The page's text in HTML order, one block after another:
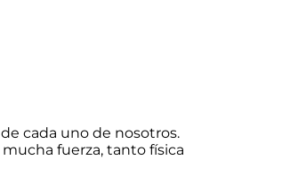
cada uno de nosotros.
fuerza, tanto física